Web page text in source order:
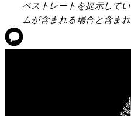
ベストレートを提示して
ムが含まれる場合と含ま